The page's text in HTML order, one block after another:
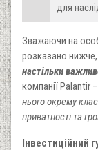
для
Зважаючи на
розказано нижче,
настільки
компанії Palantir
нього окрему
приватності та
Інвестиційний